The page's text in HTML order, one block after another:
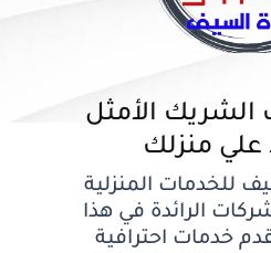
الشريك الأمثل
علي منزلك
للخدمات المنزلية
الرائدة في هذا
خدمات احترافية